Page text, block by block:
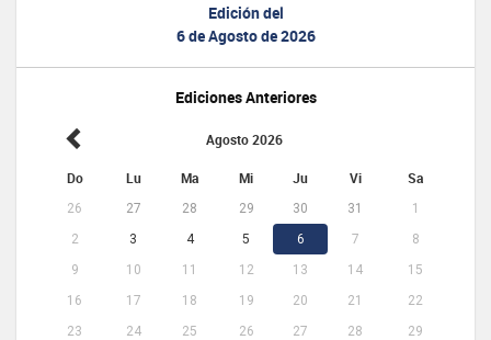
Edición del
6 de Agosto de 2026
Ediciones Anteriores
Agosto 2026
Do Lu Ma Mi Ju Vi Sa
26 27 28 29 30 31
1
2
3 4 5 6 7
8
9
10 11 12 13 14
15
16
17 18 19 20 21
22
23
24 25 26 27 28
29